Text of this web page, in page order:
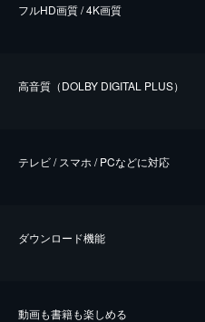
フルHD画質 / 4K画質
⾼⾳質（DOLBY DIGITAL PLUS）
テレビ / スマホ / PCなどに対応
ダウンロード機能
動画も書籍も楽しめる